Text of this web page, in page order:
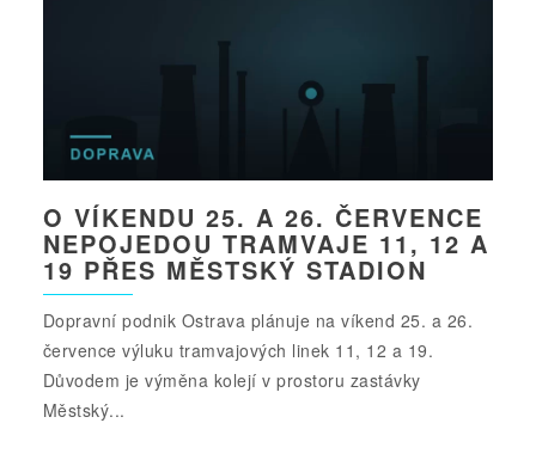
O VÍKENDU 25. A 26. ČERVENCE
NEPOJEDOU TRAMVAJE 11, 12 A
19 PŘES MĚSTSKÝ STADION
Dopravní podnik Ostrava plánuje na víkend 25. a 26.
července výluku tramvajových linek 11, 12 a 19.
Důvodem je výměna kolejí v prostoru zastávky
Městský...